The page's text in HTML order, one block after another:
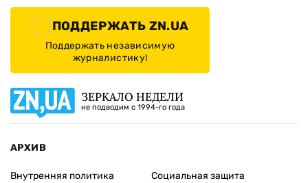
ПОДДЕРЖАТЬ ZN.UA
Поддержать независимую
журналистику!
ЗЕРКАЛО НЕДЕЛИ
не подводим с 1994-го года
АРХИВ
Внутренняя политика
Социальная защита